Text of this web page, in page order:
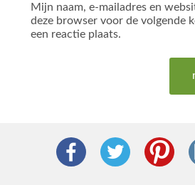
Mijn naam, e-mailadres en
deze browser voor de volgende
een reactie plaats.